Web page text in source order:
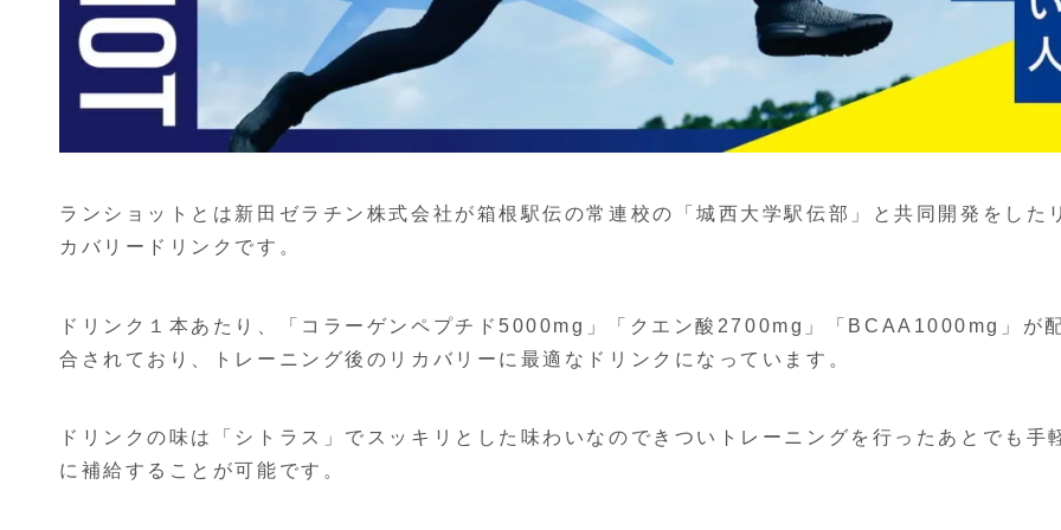
ランショットとは新田ゼラチン株式会社が箱根駅伝の常連校の「城西大学駅伝部」と共同開発をしたリ
カバリードリンクです。
ドリンク１本あたり、「コラーゲンペプチド5000mg」「クエン酸2700mg」「BCAA1000mg」が
合されており、トレーニング後のリカバリーに最適なドリンクになっています。
ドリンクの味は「シトラス」でスッキリとした味わいなのできついトレーニングを行ったあとでも手
に補給することが可能です。